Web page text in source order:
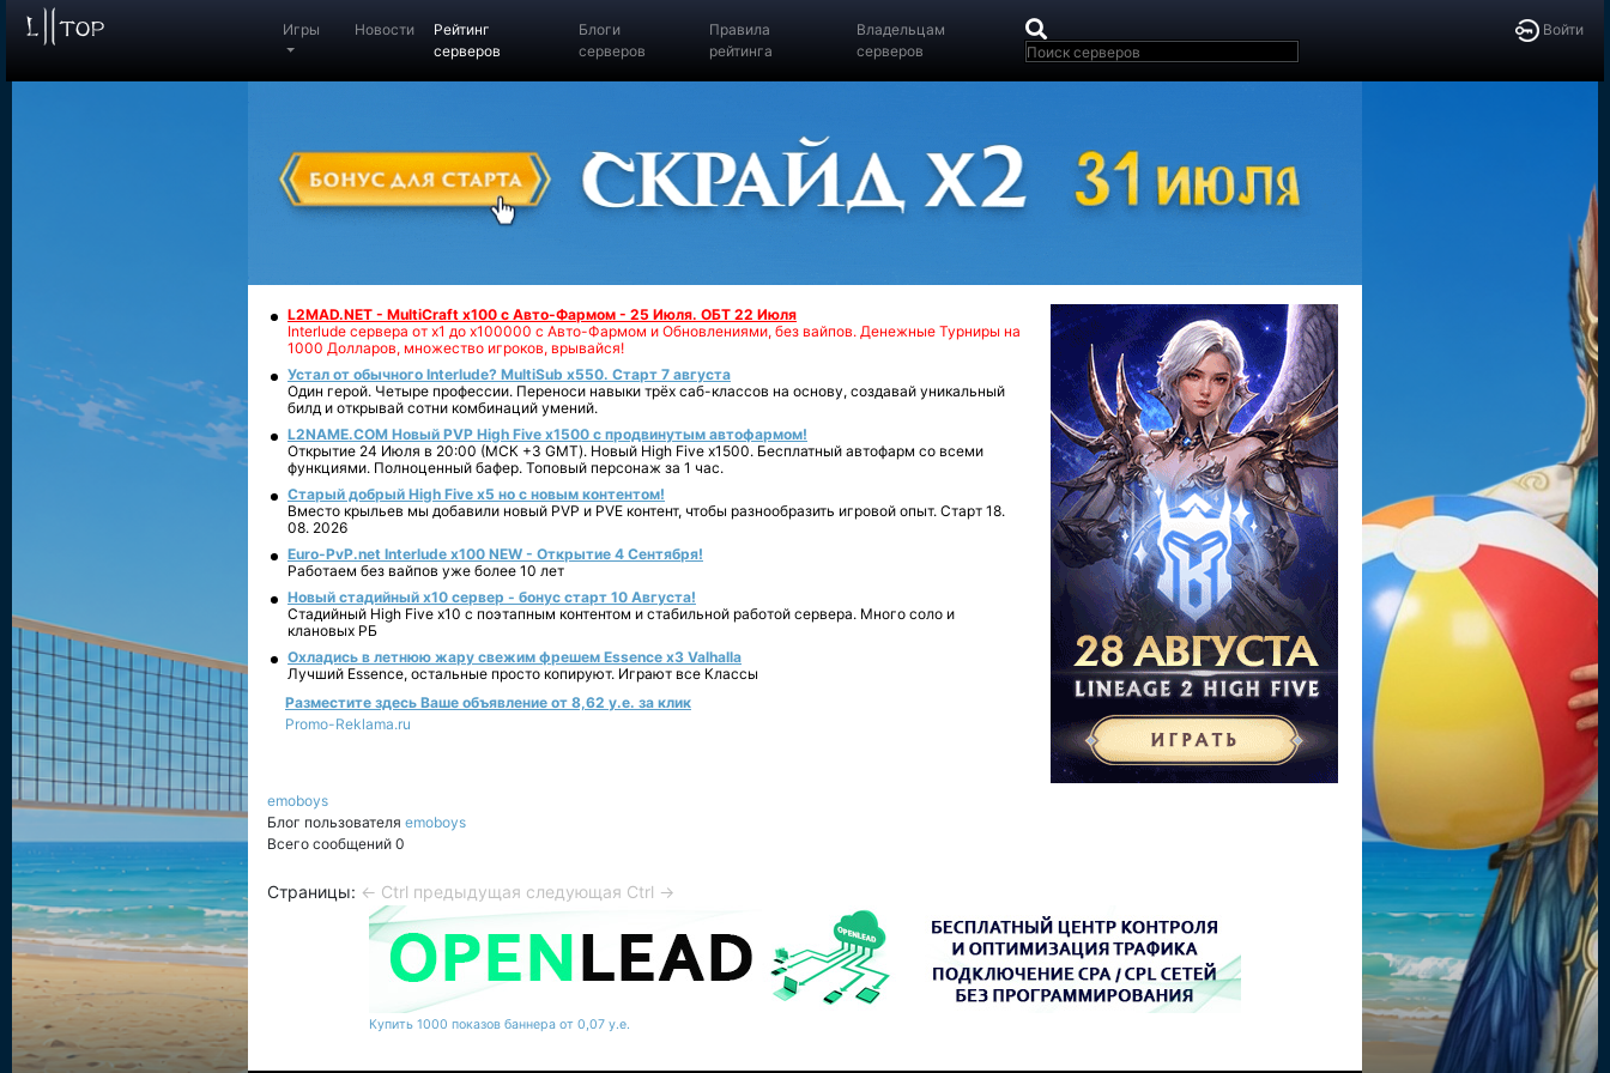
Войти
Игры Новости
Рейтинг
серверов
Блоги
серверов
Правила
рейтинга
Владельцам
серверов
L2MAD.NET - MultiCraft x100 с Авто-Фармом - 25 Июля. ОБТ 22 Июля
Interlude сервера от х1 до х100000 с Авто-Фармом и Обновлениями, без вайпов. Денежные Турниры на
1000 Долларов, множество игроков, врывайся!
Устал от обычного Interlude? MultiSub x550. Старт 7 августа
Один герой. Четыре профессии. Переноси навыки трёх саб-классов на основу, создавай уникальный
билд и открывай сотни комбинаций умений.
L2NAME.COM Новый PVP High Five x1500 с продвинутым автофармом!
Открытие 24 Июля в 20:00 (МСК +3 GMT). Новый High Five x1500. Бесплатный автофарм со всеми
функциями. Полноценный бафер. Топовый персонаж за 1 час.
Старый добрый High Five x5 но с новым контентом!
Вместо крыльев мы добавили новый PVP и PVE контент, чтобы разнообразить игровой опыт. Старт 18.
08. 2026
Euro-PvP.net Interlude х100 NEW - Открытие 4 Сентября!
Работаем без вайпов уже более 10 лет
Новый стадийный х10 сервер - бонус старт 10 Августа!
Стадийный High Five x10 с поэтапным контентом и стабильной работой сервера. Много соло и
клановых РБ
Охладись в летнюю жару свежим фрешем Essence x3 Valhalla
Лучший Essence, остальные просто копируют. Играют все Классы
Разместите здесь Ваше объявление от 8,62 у.е. за клик
Promo-Reklama.ru
emoboys
Блог пользователя emoboys
Всего сообщений 0
Страницы: ← Ctrl предыдущая следующая Ctrl →
Купить 1000 показов баннера от 0,07 у.е.